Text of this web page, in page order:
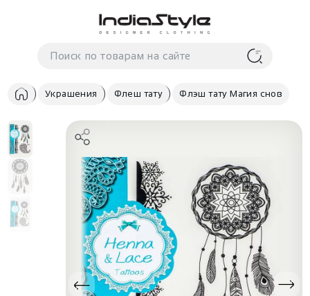
Корзина
В корзиненеттоваров
Корзина покупок пуста..
Украшения Флеш тату Флэш тату Магия снов